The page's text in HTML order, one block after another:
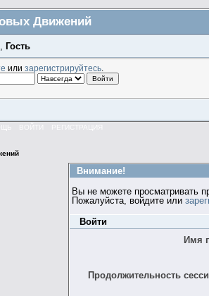
Движений
Гость
или зарегистрируйтесь.
ВОЙТИ РЕГИСТРАЦИЯ
Внимание!
Вы не можете просматривать
Пожалуйста, войдите или
Войти
Имя
Продолжительность